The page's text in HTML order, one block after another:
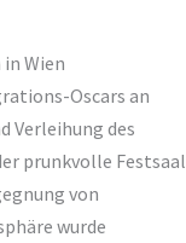
Wien
Oscars an
Verleihung des
prunkvolle Festsaal
von
wurde